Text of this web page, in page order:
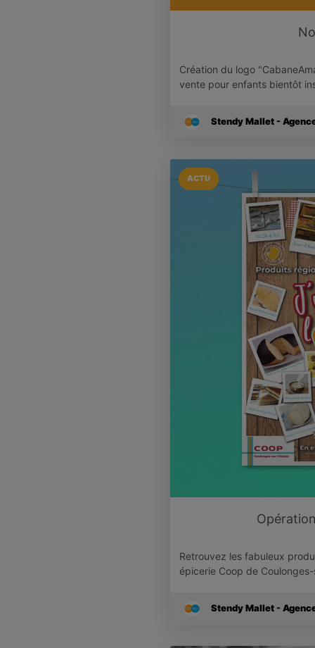
Création du logo
vente pour enfants bientôt
Stendy Mallet -
ACTU
Retrouvez les fabuleux
épicerie Coop de
Stendy Mallet -